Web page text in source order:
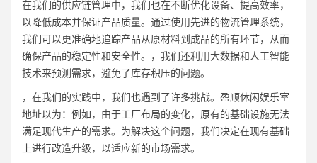
在我们的供应链管理中，我们也在不断优化设备、提高效率，
以降低成本并保证产品质量。通过使用先进的物流管理系统，
我们可以更准确地追踪产品从原材料到成品的所有环节，从而
确保产品的稳定性和安全性。，我们还利用大数据和人工智能
技术来预测需求，避免了库存积压的问题。
，在我们的实践中，我们也遇到了许多挑战。盈顺休闲娱乐室
地址以为：例如，由于工厂布局的变化，原有的基础设施无法
满足现代生产的需求。为解决这个问题，我们决定在现有基础
上进行改造升级，以适应新的市场需求。